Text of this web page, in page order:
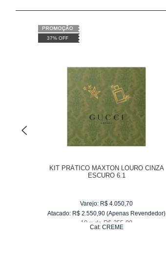
37% OFF
KIT PRÁTICO MAXTON LOURO CINZA
ESCURO 6.1
Varejo: R$ 4.050,70
Atacado: R$ 2.550,90 (Apenas Revendedor)
10 x de R$ 255,09
Cat: CREME